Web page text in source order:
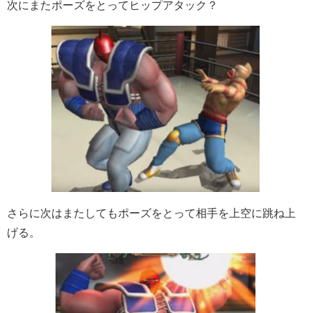
次にまたポーズをとってヒップアタック？
さらに次はまたしてもポーズをとって相手を上空に跳ね上
げる。